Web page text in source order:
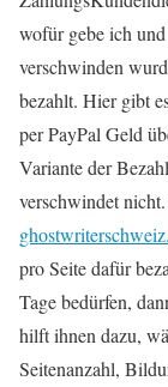
wofür gebe ich
verschwinden
bezahlt. Hier gibt
per PayPal Geld
Variante der
verschwindet
pro Seite dafür
Tage bedürfen,
hilft ihnen dazu,
Seitenanzahl,